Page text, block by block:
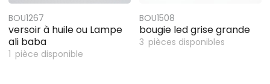
BOU1267
versoir à huile ou Lampe
ali baba
1 pièce disponible
BOU1508
bougie led grise grande
3 pièces disponibles